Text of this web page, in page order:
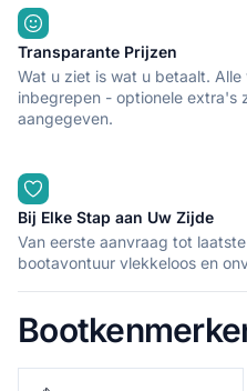
Transparante Prijzen
Wat u ziet is wat u betaalt.
inbegrepen - optionele extra's
aangegeven.
Bij Elke Stap aan Uw Zijde
Van eerste aanvraag tot
bootavontuur vlekkeloos en